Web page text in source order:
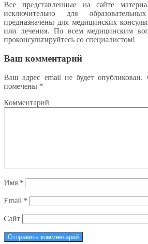
Все представленные на сайте
исключительно для
предназначены для медицинских
или лечения. По всем медицинским
проконсультируйтесь со специалистом!
Ваш комментарий
Ваш адрес email не будет опубликован.
помечены *
Имя *
Email *
Сайт